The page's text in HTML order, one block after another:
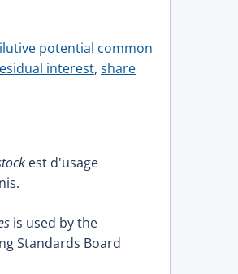
potential common
interest, share
est d'usage
is used by the
Standards Board